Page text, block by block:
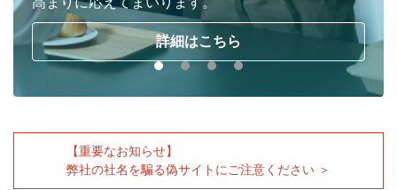
詳細はこちら
詳細はこちら
詳細はこちら
詳細はこちら
【重要なお知らせ】
弊社の社名を騙る偽サイトにご注意ください ＞